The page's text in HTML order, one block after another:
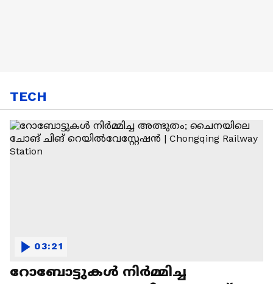
TECH
റോബോട്ടുകൾ നിർമ്മിച്ച
03:21